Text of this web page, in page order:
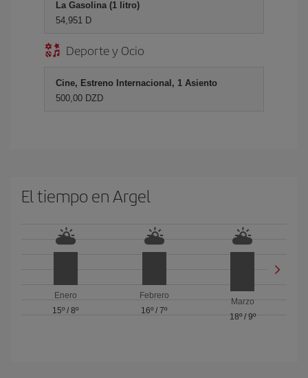
La Gasolina (1 litro)
54,951 D
Deporte y Ocio
Cine, Estreno Internacional, 1 Asiento
500,00 DZD
El tiempo en Argel
Enero
15º /8º
Febrero
16º / 7º
Marzo
18º/ 9º